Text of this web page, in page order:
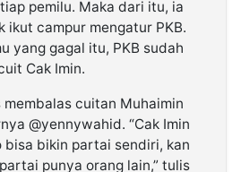
pemilu. Maka dari itu, ia
ikut campur mengatur PKB.
yang gagal itu, PKB sudah
Cak Imin.
cuitan Muhaimin
@yennywahid. “Cak Imin
bisa bikin partai sendiri, kan
punya orang lain,” tulis